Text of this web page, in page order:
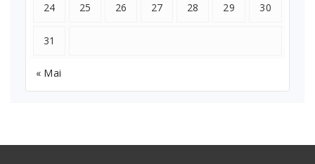
24 25 26 27 28 29 30
31
« Mai